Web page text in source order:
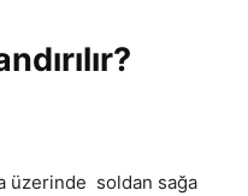
üzerinde soldan sağa